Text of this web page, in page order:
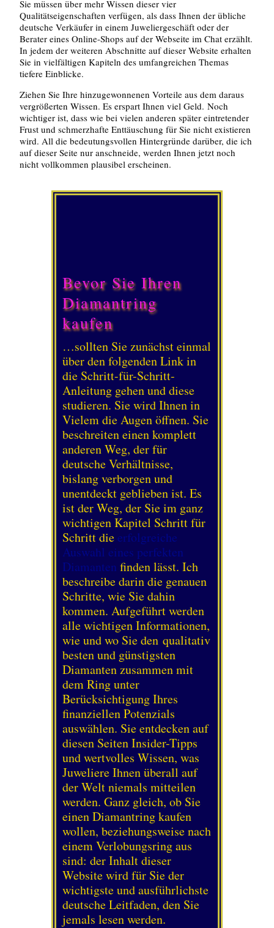
Sie müssen über mehr Wissen dieser vier
Qualitätseigenschaften verfügen, als dass Ihnen der übliche
deutsche Verkäufer in einem Juweliergeschäft oder der
Berater eines Online-Shops auf der Webseite im Chat erzählt.
In jedem der weiteren Abschnitte auf dieser Website erhalten
Sie in vielfältigen Kapiteln des umfangreichen Themas
tiefere Einblicke.
Ziehen Sie Ihre hinzugewonnenen Vorteile aus dem daraus
vergrößerten Wissen. Es erspart Ihnen viel Geld.Noch
wichtiger ist, dass wie bei vielen anderen später eintretender
Frust und schmerzhafte Enttäuschung für Sie nicht existieren
wird. All die bedeutungsvollen Hintergründe darüber, die ich
auf dieser Seite nur anschneide, werden Ihnen jetzt noch
nicht vollkommen plausibel erscheinen.
Bevor Sie Ihren
Diamantring
kaufen
…sollten Sie zunächst einmal
über den folgenden Link in
die Schritt-für-Schritt-
Anleitung gehen und diese
studieren. Sie wird Ihnen in
Vielem die Augen öffnen. Sie
beschreiten einen komplett
anderen Weg, der für
deutsche Verhältnisse,
bislang verborgen und
unentdeckt geblieben ist. Es
ist der Weg, der Sie im ganz
wichtigen Kapitel Schritt für
Schritt dieerfolgreiche
Auswahl eines perfekten
Diamanten finden lässt. Ich
beschreibe darin die genauen
Schritte, wie Sie dahin
kommen. Aufgeführt werden
alle wichtigen Informationen,
wie und wo Sie den qualitativ
besten und günstigsten
Diamanten zusammen mit
dem Ring unter
Berücksichtigung Ihres
finanziellen Potenzials
auswählen. Sie entdecken auf
diesen Seiten Insider-Tipps
und wertvolles Wissen, was
Juweliere Ihnen überall auf
der Welt niemals mitteilen
werden.Ganz gleich, ob Sie
einen Diamantring kaufen
wollen, beziehungsweise nach
einem Verlobungsring aus
sind: der Inhalt dieser
Website wird für Sie der
wichtigste und ausführlichste
deutsche Leitfaden, den Sie
jemals lesen werden.